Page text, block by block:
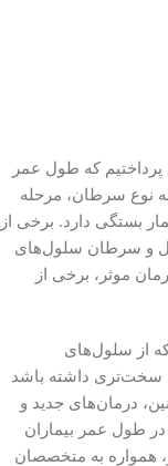
که طول عمر
نوع سرطان، مرحله
بستگی دارد. برخی از
و سرطان سلول‌های
موثر، برخی از
از سلول‌های
سخت‌تری داشته باشد
درمان‌های جدید و
طول عمر بیماران
همواره به متخصصان